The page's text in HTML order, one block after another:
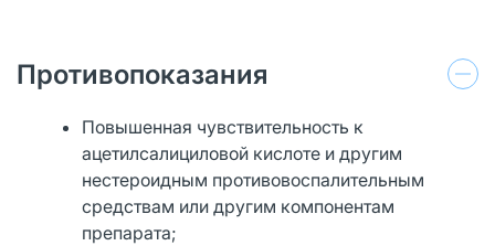
Противопоказания
Повышенная чувствительность к
ацетилсалициловой кислоте и другим
нестероидным противовоспалительным
средствам или другим компонентам
препарата;